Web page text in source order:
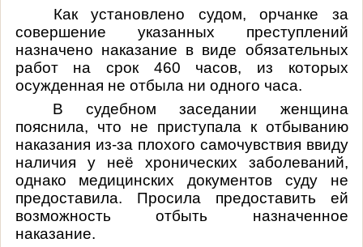
Как установлено судом, орчанке за
совершение указанных преступлений
назначено наказание в виде обязательных
работ на срок 460 часов, из которых
осужденная не отбыла ни одного часа.
В судебном заседании женщина
пояснила, что не приступала к отбыванию
наказания из-за плохого самочувствия ввиду
наличия у неё хронических заболеваний,
однако медицинских документов суду не
предоставила. Просила предоставить ей
возможность отбыть назначенное
наказание.